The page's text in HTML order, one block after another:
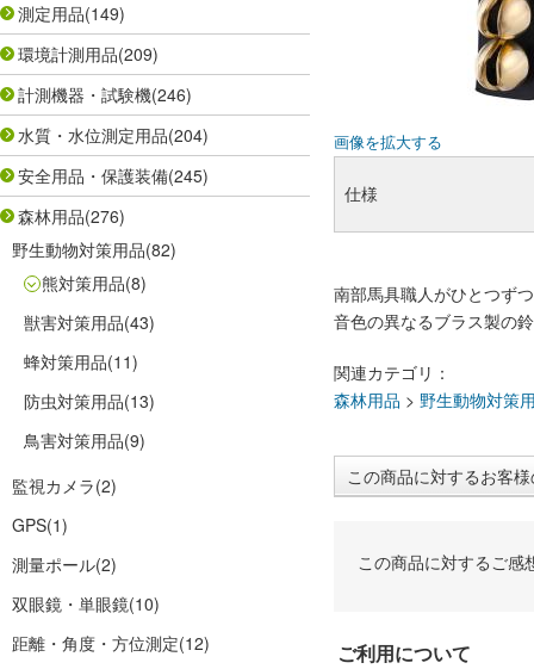
測定用品(149)
環境計測用品(209)
計測機器・試験機(246)
水質・水位測定用品(204)
安全用品・保護装備(245)
森林用品(276)
野生動物対策用品(82)
熊対策用品(8)
獣害対策用品(43)
蜂対策用品(11)
防虫対策用品(13)
鳥害対策用品(9)
監視カメラ(2)
GPS(1)
測量ポール(2)
双眼鏡・単眼鏡(10)
距離・角度・方位測定(12)
画像を拡大する
仕様
南部馬具職人がひとつず
音色の異なるブラス製の
関連カテゴリ：
森林用品 > 野生動物対策
この商品に対するお客
この商品に対するご感
ご利用について